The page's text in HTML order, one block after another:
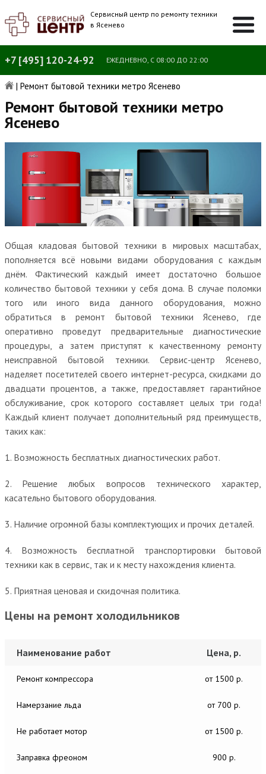
Сервисный центр по ремонту техники
в Ясенево
+7 [495] 120-24-92 ЕЖЕДНЕВНО, С 08:00 ДО 22:00
| Ремонт бытовой техники метро Ясенево
Ремонт бытовой техники метро
Ясенево
Общая кладовая бытовой техники в мировых масштабах,
пополняется всё новыми видами оборудования с каждым
днём. Фактический каждый имеет достаточно большое
количество бытовой техники у себя дома. В случае поломки
того или иного вида данного оборудования, можно
обратиться в ремонт бытовой техники Ясенево, где
оперативно проведут предварительные диагностические
процедуры, а затем приступят к качественному ремонту
неисправной бытовой техники. Сервис-центр Ясенево,
наделяет посетителей своего интернет-ресурса, скидками до
двадцати процентов, а также, предоставляет гарантийное
обслуживание, срок которого составляет целых три года!
Каждый клиент получает дополнительный ряд преимуществ,
таких как:
1. Возможность бесплатных диагностических работ.
2. Решение любых вопросов технического характер,
касательно бытового оборудования.
3. Наличие огромной базы комплектующих и прочих деталей.
4. Возможность бесплатной транспортировки бытовой
техники как в сервис, так и к месту нахождения клиента.
5. Приятная ценовая и скидочная политика.
Цены на ремонт холодильников
Наименование работ Цена, р.
Ремонт компрессора от 1500 р.
Намерзание льда от 700 р.
Не работает мотор от 1500 р.
Заправка фреоном 900 р.